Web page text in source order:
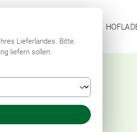
Lieferlandes. Bitte
liefern sollen.